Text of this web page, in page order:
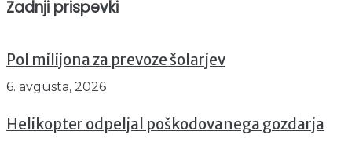
Zadnji prispevki
Pol milijona za prevoze šolarjev
6. avgusta, 2026
Helikopter odpeljal poškodovanega gozdarja